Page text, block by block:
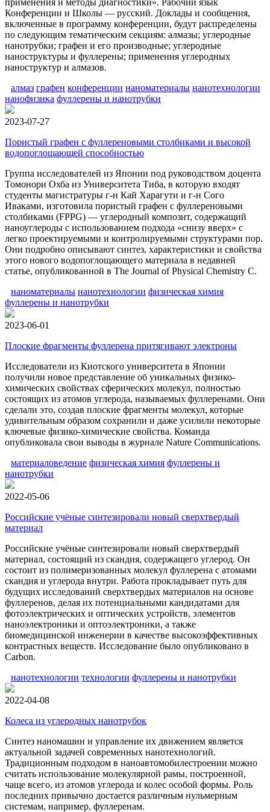
применения и методы диагностики». Рабочий язык
Конференции и Школы — русский. Доклады и сообщения,
включенные в программу конференции, будут распределены
по следующим тематическим секциям: алмазы; углеродные
нанотрубки; графен и его производные; углеродные
наноструктуры и фуллерены; применения углеродных
наноструктур и алмазов.
алмаз графен конференции наноматериалы нанотехнологии
нанофизика фуллерены и нанотрубки
2023-07-27
Пористый графен с фуллереновыми столбиками и высокой
водопоглощающей способностью
Группа исследователей из Японии под руководством доцента
Томонори Охба из Университета Тиба, в которую входят
студенты магистратуры г-н Кай Харагути и г-н Сого
Иваками, изготовила пористый графен с фуллереновыми
столбиками (FPPG) — углеродный композит, содержащий
наноуглероды с использованием подхода «снизу вверх» с
легко проектируемыми и контролируемыми структурами пор.
Они подробно описывают синтез, характеристики и свойства
этого нового водопоглощающего материала в недавней
статье, опубликованной в The Journal of Physical Chemistry C.
наноматериалы нанотехнологии физическая химия
фуллерены и нанотрубки
2023-06-01
Плоские фрагменты фуллерена притягивают электроны
Исследователи из Киотского университета в Японии
получили новое представление об уникальных физико-
химических свойствах сферических молекул, полностью
состоящих из атомов углерода, называемых фуллеренами. Они
сделали это, создав плоские фрагменты молекул, которые
удивительным образом сохранили и даже усилили некоторые
ключевые физико-химические свойства. Команда
опубликовала свои выводы в журнале Nature Communications.
материаловедение физическая химия фуллерены и
нанотрубки
2022-05-06
Российские учёные синтезировали новый сверхтвердый
материал
Российские учёные синтезировали новый сверхтвердый
материал, состоящий из скандия, содержащего углерод. Он
состоит из полимеризованных молекул фуллерена с атомами
скандия и углерода внутри. Работа прокладывает путь для
будущих исследований сверхтвердых материалов на основе
фуллеренов, делая их потенциальными кандидатами для
фотоэлектрических и оптических устройств, элементов
наноэлектроники и оптоэлектроники, а также
биомедицинской инженерии в качестве высокоэффективных
контрастных веществ. Исследование было опубликовано в
Carbon.
нанотехнологии технологии фуллерены и нанотрубки
2022-04-08
Колеса из углеродных нанотрубок
Синтез наномашин и управление их движением является
актуальной задачей современных нанотехнологий.
Традиционным подходом в наноавтомобилестроении можно
считать использование молекулярной рамы, построенной,
чаще всего, из атомов углерода и колес особой формы. Роль
последних привычно достается различным нульмерным
системам, например, фуллеренам.